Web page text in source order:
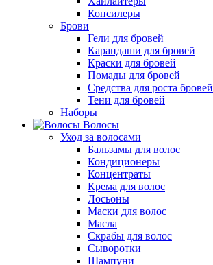
Консилеры
Брови
Гели для бровей
Карандаши для бровей
Краски для бровей
Помады для бровей
Средства для роста бровей
Тени для бровей
Наборы
Волосы
Уход за волосами
Бальзамы для волос
Кондиционеры
Концентраты
Крема для волос
Лосьоны
Маски для волос
Масла
Скрабы для волос
Сыворотки
Шампуни